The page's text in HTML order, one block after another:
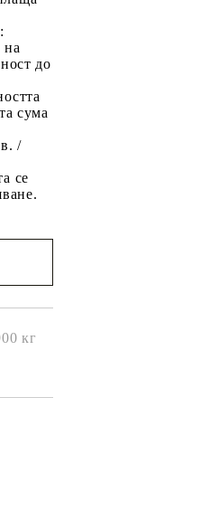
на
до
сума
/
се
кг